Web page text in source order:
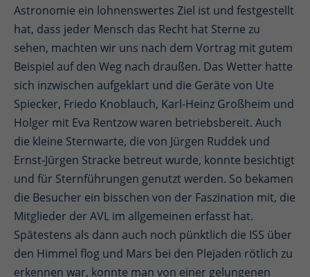
Astronomie ein lohnenswertes Ziel ist und festgestellt
hat, dass jeder Mensch das Recht hat Sterne zu
sehen, machten wir uns nach dem Vortrag mit gutem
Beispiel auf den Weg nach draußen. Das Wetter hatte
sich inzwischen aufgeklart und die Geräte von Ute
Spiecker, Friedo Knoblauch, Karl-Heinz Großheim und
Holger mit Eva Rentzow waren betriebsbereit. Auch
die kleine Sternwarte, die von Jürgen Ruddek und
Ernst-Jürgen Stracke betreut wurde, konnte besichtigt
und für Sternführungen genutzt werden. So bekamen
die Besucher ein bisschen von der Faszination mit, die
Mitglieder der AVL im allgemeinen erfasst hat.
Spätestens als dann auch noch pünktlich die ISS über
den Himmel flog und Mars bei den Plejaden rötlich zu
erkennen war, konnte man von einer gelungenen